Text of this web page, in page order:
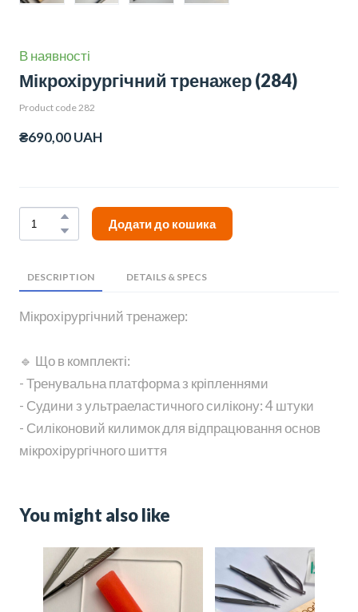
В наявності
Мікрохірургічний тренажер(284)
Product code 282
₴690,00 UAH
Додати до кошика
DESCRIPTION DETAILS & SPECS
Мікрохірургічний тренажер:
🔹 Що в комплекті:
- Тренувальна платформа з кріпленнями
- Судини з ультраеластичного силікону: 4 штуки
- Силіконовий килимок для відпрацювання основ
мікрохірургічного шиття
You might also like